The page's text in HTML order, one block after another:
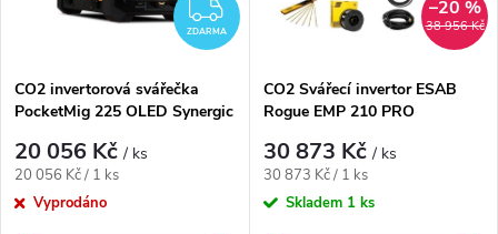
ZDARMA
ZDARMA
CO2 invertorová svářečka
PocketMig 225 OLED Synergic
20 056 Kč/ ks
Měrná cena:
20 056 Kč / 1 ks
Vyprodáno
38 956 Kč
–20 %
CO2 Svářecí invertor ESAB
Rogue EMP 210 PRO
30 873 Kč/ ks
Měrná cena:
30 873 Kč / 1 ks
Skladem 1 ks